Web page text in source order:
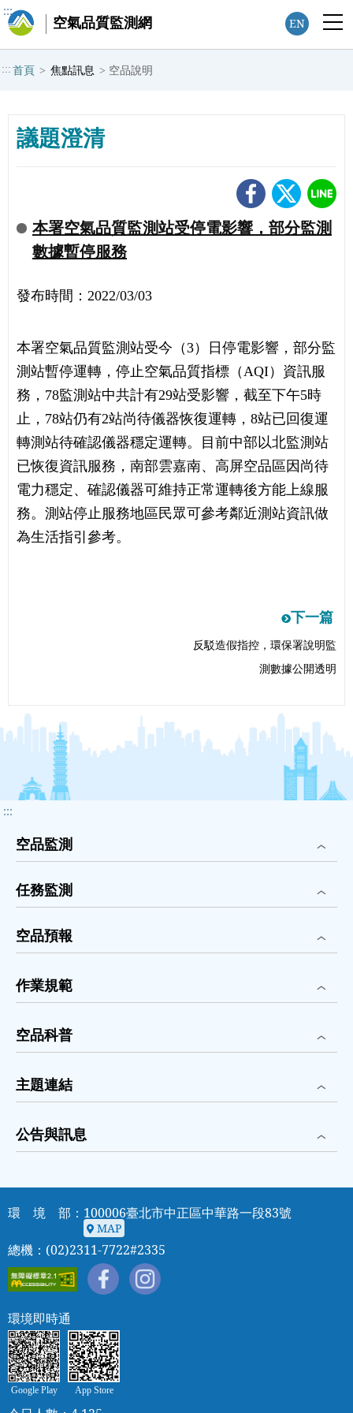
空氣品質監測網
:::
EN
::: 首頁 > 焦點訊息 > 空品說明
議題澄清
本署空氣品質監測站受停電影響，部分監測
數據暫停服務
發布時間：2022/03/03
本署空氣品質監測站受今（3）日停電影響，部分監
測站暫停運轉，停止空氣品質指標（AQI）資訊服
務，78監測站中共計有29站受影響，截至下午5時
止，78站仍有2站尚待儀器恢復運轉，8站已回復運
轉測站待確認儀器穩定運轉。目前中部以北監測站
已恢復資訊服務，南部雲嘉南、高屏空品區因尚待
電力穩定、確認儀器可維持正常運轉後方能上線服
務。測站停止服務地區民眾可參考鄰近測站資訊做
為生活指引參考。
下
一
下一篇
反駁造假指控，環保署說明監
測數據公開透明
:::
空品監測
任務監測
空品預報
作業規範
空品科普
主題連結
公告與訊息
環 境 部：100006臺北市中正區中華路一段83號
MAP
MAP
總機：(02)2311-7722#2335
環境即時通
Google Play App Store